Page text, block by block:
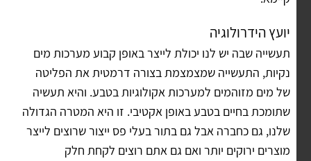
יועץ הידרולוגיה
תעשייה שבה יש לנו יכולת לייצר באופן קבוע מערכות מים
נקיות, התעשייה שמצמצמת בצורה דרמטית את הפליטה
של מים מזוהמים למערכות אקולוגיות בטבע. והיא תעשיה
שתומכת בחיים בטבע באופן אקטיבי. זו היא המטרה הגדולה
שלנו, גם כחברה אבל גם בתור בעלי פס ייצור שרוצים לייצר
מוצרים ירוקים יותר ואם גם אתם רוצים לקחת חלק